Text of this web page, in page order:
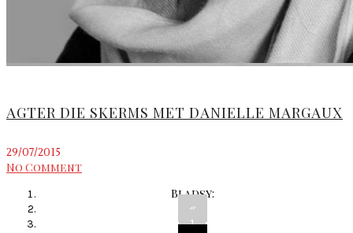
AGTER DIE SKERMS MET DANIELLE MARGAUX
29/07/2015
No Comment
Bladsy:
«
1